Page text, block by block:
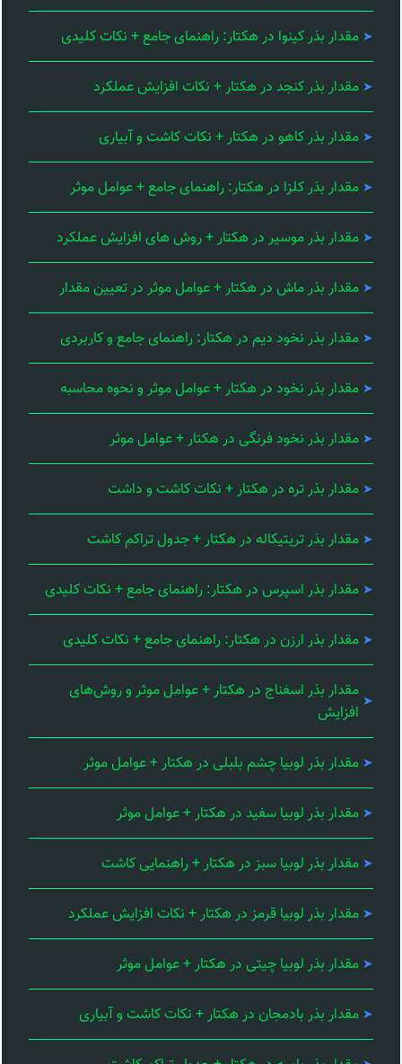
مقدار بذر کینوا در هکتار: راهنمای جامع + نکات کلیدی
مقدار بذر کنجد در هکتار + نکات افزایش عملکرد
مقدار بذر کاهو در هکتار + نکات کاشت و آبیاری
مقدار بذر کلزا در هکتار: راهنمای جامع + عوامل موثر
مقدار بذر موسیر در هکتار + روش های افزایش عملکرد
مقدار بذر ماش در هکتار + عوامل موثر در تعیین مقدار
مقدار بذر نخود دیم در هکتار: راهنمای جامع و کاربردی
مقدار بذر نخود در هکتار + عوامل موثر و نحوه محاسبه
مقدار بذر نخود فرنگی در هکتار + عوامل موثر
مقدار بذر تره در هکتار + نکات کاشت و داشت
مقدار بذر تریتیکاله در هکتار + جدول تراکم کاشت
مقدار بذر اسپرس در هکتار: راهنمای جامع + نکات کلیدی
مقدار بذر ارزن در هکتار: راهنمای جامع + نکات کلیدی
مقدار بذر اسفناج در هکتار + عوامل موثر و روش‌های
افزایش
مقدار بذر لوبیا چشم بلبلی در هکتار + عوامل موثر
مقدار بذر لوبیا سفید در هکتار + عوامل موثر
مقدار بذر لوبیا سبز در هکتار + راهنمایی کاشت
مقدار بذر لوبیا قرمز در هکتار + نکات افزایش عملکرد
مقدار بذر لوبیا چیتی در هکتار + عوامل موثر
مقدار بذر بادمجان در هکتار + نکات کاشت و آبیاری